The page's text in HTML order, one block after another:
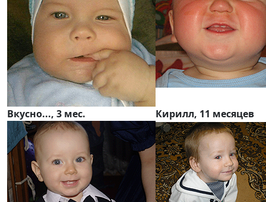
Вкусно..., 3 мес. Кирилл, 11 месяцев